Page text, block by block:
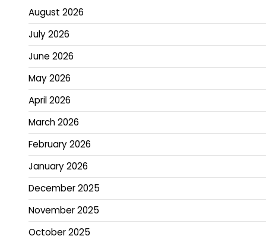
August 2026
July 2026
June 2026
May 2026
April 2026
March 2026
February 2026
January 2026
December 2025
November 2025
October 2025